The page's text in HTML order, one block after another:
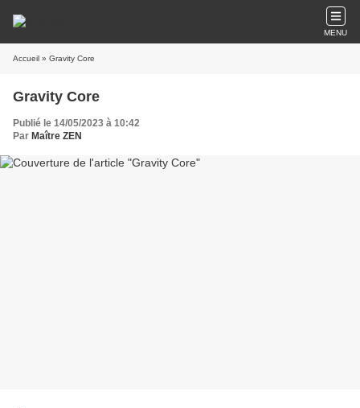
MENU
Accueil » Gravity Core
Gravity Core
Publié le 14/05/2023 à 10:42
Par Maître ZEN